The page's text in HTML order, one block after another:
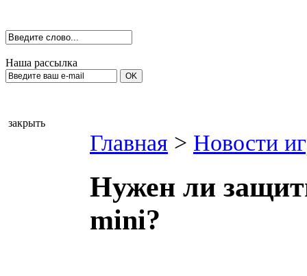
Наша рассылка
закрыть
Главная > Новости
Нужен ли
mini?